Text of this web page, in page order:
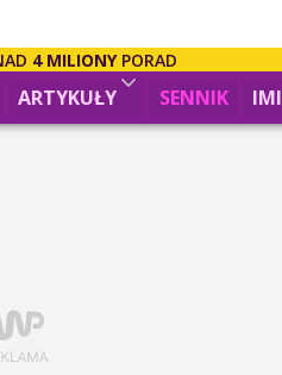
4 MILIONYPORAD
ARTYKUŁY SENNIK